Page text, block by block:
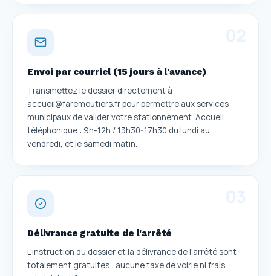
Envoi par courriel (15 jours à l'avance)
Transmettez le dossier directement à
accueil@faremoutiers.fr pour permettre aux services
municipaux de valider votre stationnement. Accueil
téléphonique : 9h-12h / 13h30-17h30 du lundi au
vendredi, et le samedi matin.
Délivrance gratuite de l'arrêté
L'instruction du dossier et la délivrance de l'arrêté sont
totalement gratuites : aucune taxe de voirie ni frais